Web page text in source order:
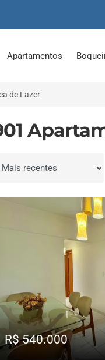
Apartamentos
de Lazer
por
R$ 540.000